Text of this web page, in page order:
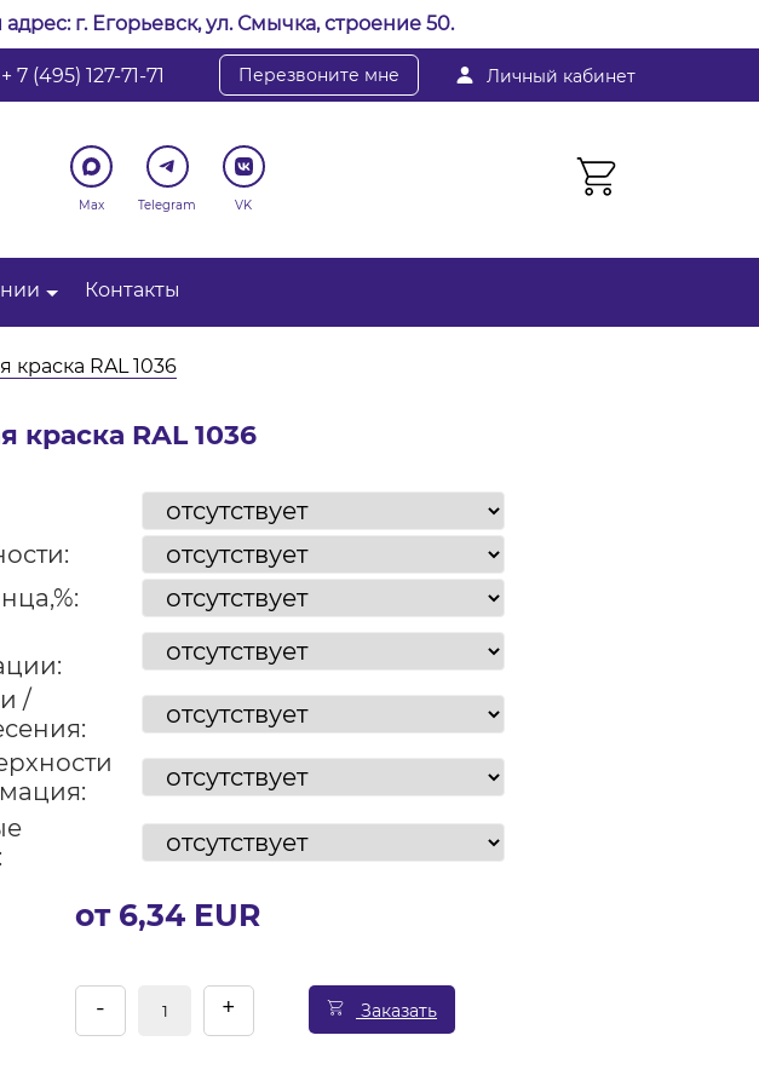
г. Егорьевск, ул. Смычка, строение 50.
Личный кабинет
+ 7 (495) 127-71-71 Перезвоните мне
Max Telegram VK
Контакты
краска RAL 1036
краска RAL 1036
/
от 6,34 EUR
- + Заказать